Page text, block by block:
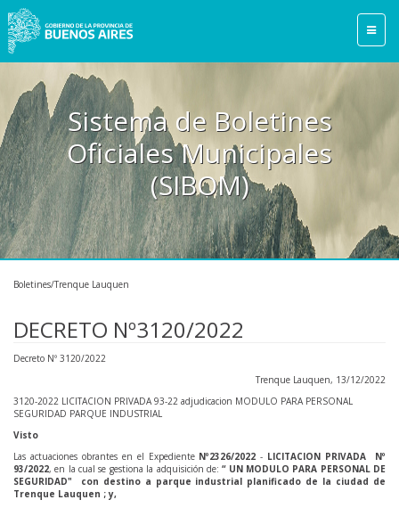
Sistema de Boletines
Oficiales Municipales
(SIBOM)
Boletines/Trenque Lauquen
DECRETO Nº3120/2022
Decreto Nº 3120/2022
Trenque Lauquen, 13/12/2022
3120-2022 LICITACION PRIVADA 93-22 adjudicacion MODULO PARA PERSONAL
SEGURIDAD PARQUE INDUSTRIAL
Visto
Las actuaciones obrantes en el Expediente Nº2326/2022 - LICITACION PRIVADA
Nº
93/2022, en la cual se gestiona la adquisición de:“ UN MODULO PARA PERSONAL DE
SEGURIDAD" con destino a parque industrial planificado de la ciudad de
Trenque Lauquen ; y,